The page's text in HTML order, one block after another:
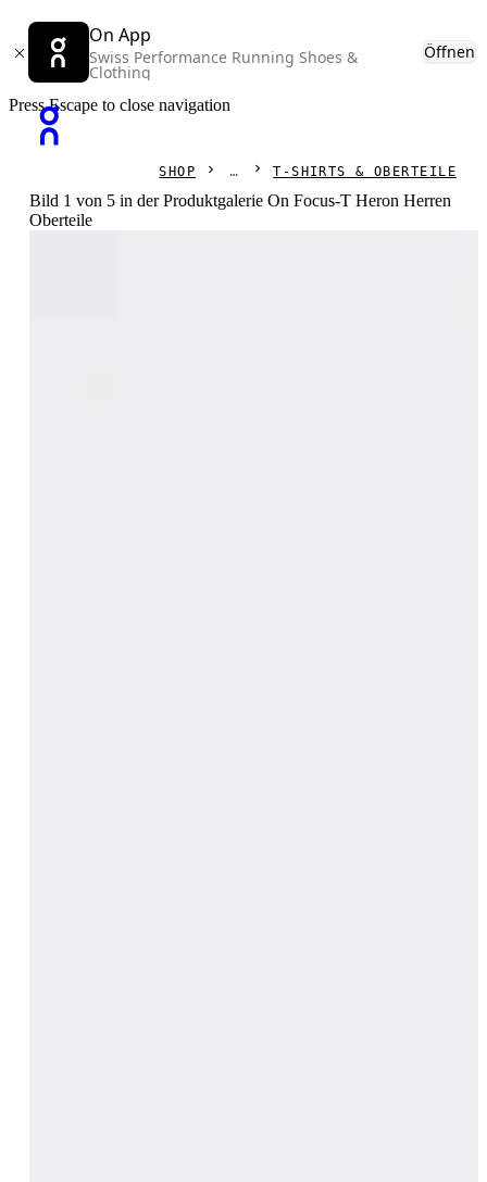
On App
Swiss Performance Running Shoes &
Clothing
Öffnen
Press Escape to close navigation
SHOP T-SHIRTS & OBERTEILE
Bild 1 von 5 in der Produktgalerie On Focus-T Heron Herren
Oberteile